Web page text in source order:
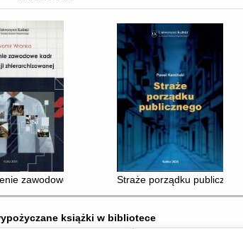
Kaliskiego. Cz. 3
zawodowe kadr w organizacji zhierarchizowanej
Straże porządku publicznego
książki w bibliotece